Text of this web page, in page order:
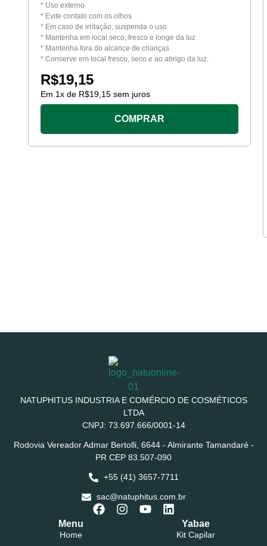
* Uso externo
* Evite contato com os olhos
* Em caso de irritação, suspenda o uso
* Mantenha em local seco, fresco e longe da luz
* Mantenha fora do alcance de crianças
* Conserve em local fresco, seco e ao abrigo da luz.
R$19,15
Em 1x de R$19,15 sem juros
COMPRAR
NATUPHITUS INDUSTRIA E COMÉRCIO DE COSMÉTICOS
LTDA
CNPJ: 73.697.666/0001-14
Rodovia Vereador Admar Bertolli, 6644 - Almirante Tamandaré -
PR CEP 83.507-090
+55 (41) 3657-7711
sac@natuphitus.com.br
Menu
Home
Yabae
Kit Capilar